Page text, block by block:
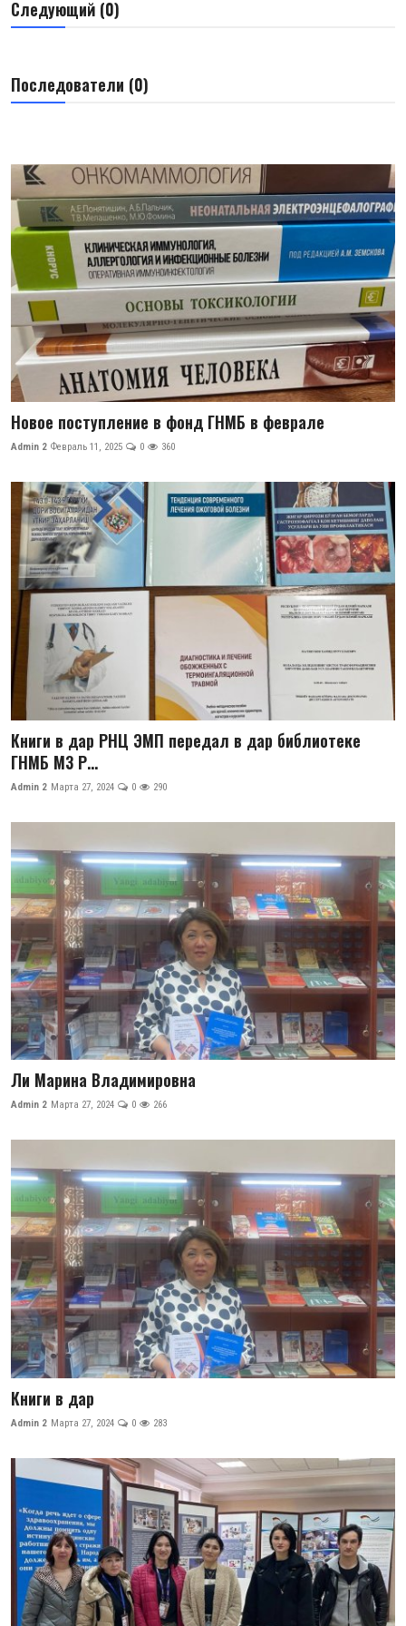
ГНМБ
Периодические издания
Медики Узбекистана
ВАК
ИИ
Статистика
PDF-translator
Проблемы Арала
Антикоррупция
Следующий (0)
Последователи (0)
Новое поступление в фонд ГНМБ в феврале
Admin 2 Февраль 11, 2025 0 360
Книги в дар РНЦ ЭМП передал в дар библиотеке
ГНМБ МЗ Р...
Admin 2 Марта 27, 2024 0 290
Ли Марина Владимировна
Admin 2 Марта 27, 2024 0 266
Книги в дар
Admin 2 Марта 27, 2024 0 283